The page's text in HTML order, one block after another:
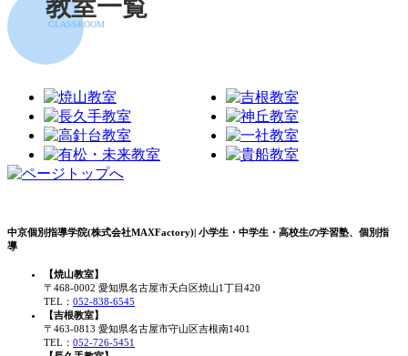
教室一覧
CLASSROOM
中京個別指導学院(株式会社MAXFactory)| 小学生・中学生・高校生の学習塾、個別指
導
【焼山教室】
〒468-0002 愛知県名古屋市天白区焼山1丁目420
TEL： 052-838-6545
【吉根教室】
〒463-0813 愛知県名古屋市守山区吉根南1401
TEL： 052-726-5451